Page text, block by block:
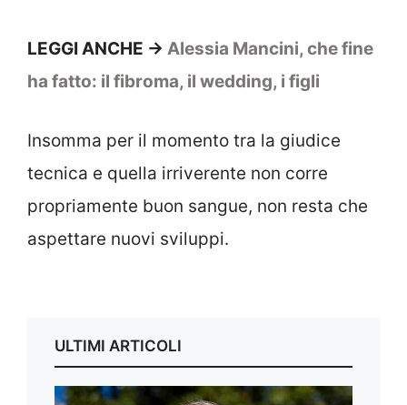
LEGGI ANCHE -> Alessia Mancini, che fine
ha fatto: il fibroma, il wedding, i figli
Insomma per il momento tra la giudice
tecnica e quella irriverente non corre
propriamente buon sangue, non resta che
aspettare nuovi sviluppi.
ULTIMI ARTICOLI